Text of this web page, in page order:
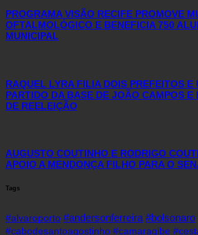
PROGRAMA VISÃO RECIFE PROMOVE
OFTALMOLÓGICO E BENEFICIA 750
MUNICIPAL
RAQUEL LYRA FILIA DOIS PREFEITOS E
PARTIDO DA BASE DE JOÃO CAMPOS
DE REELEIÇÃO
AUGUSTO COUTINHO E RODRIGO
APOIO A MENDONÇA FILHO PARA O
Tags
#alvaroporto #andersonferreira #bolsonaro
#cabodesantoagostinho #camaragibe